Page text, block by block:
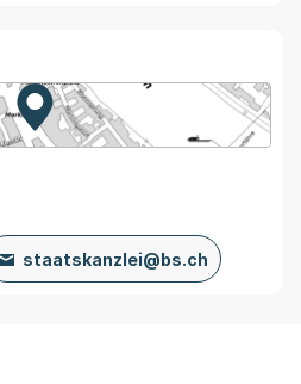
Zur Karte von MapBS.
Externer Link, wird in einem
staatskanzlei@bs.ch